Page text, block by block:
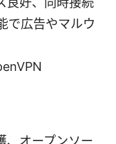
で広告やマルウ
、オープンソー